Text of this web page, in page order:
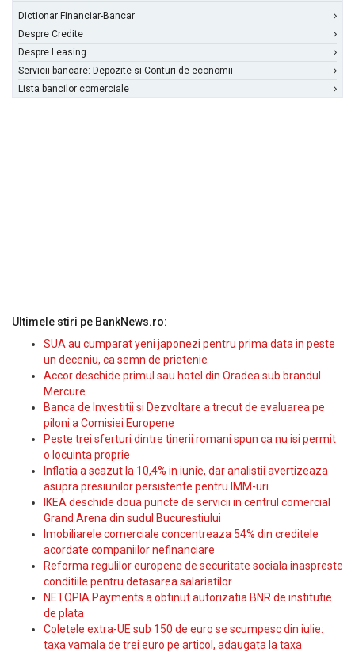
Dictionar Financiar-Bancar
Despre Credite
Despre Leasing
Servicii bancare: Depozite si Conturi de economii
Lista bancilor comerciale
Ultimele stiri pe BankNews.ro:
SUA au cumparat yeni japonezi pentru prima data in peste
un deceniu, ca semn de prietenie
Accor deschide primul sau hotel din Oradea sub brandul
Mercure
Banca de Investitii si Dezvoltare a trecut de evaluarea pe
piloni a Comisiei Europene
Peste trei sferturi dintre tinerii romani spun ca nu isi permit
o locuinta proprie
Inflatia a scazut la 10,4% in iunie, dar analistii avertizeaza
asupra presiunilor persistente pentru IMM-uri
IKEA deschide doua puncte de servicii in centrul comercial
Grand Arena din sudul Bucurestiului
Imobiliarele comerciale concentreaza 54% din creditele
acordate companiilor nefinanciare
Reforma regulilor europene de securitate sociala inaspreste
conditiile pentru detasarea salariatilor
NETOPIA Payments a obtinut autorizatia BNR de institutie
de plata
Coletele extra-UE sub 150 de euro se scumpesc din iulie:
taxa vamala de trei euro pe articol, adaugata la taxa